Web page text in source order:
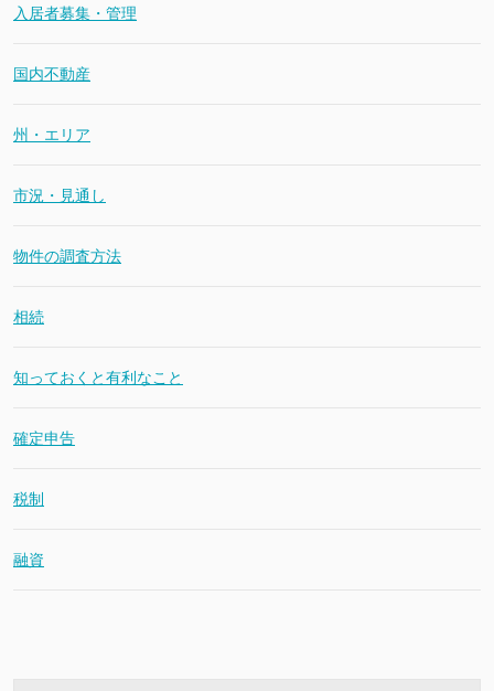
入居者募集・管理
国内不動産
州・エリア
市況・見通し
物件の調査方法
相続
知っておくと有利なこと
確定申告
税制
融資